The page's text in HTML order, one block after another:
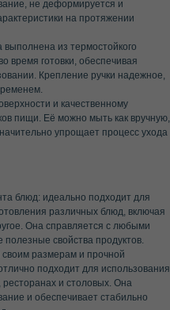
не деформируется и
на протяжении
выполнена из термостойкого
время готовки, обеспечивая
Крепление ручки надежное,
и качественному
пищи. Её можно мыть как вручную,
упрощает процесс ухода
блюд: идеально подходит для
различных блюд, включая
Она справляется с любыми
свойства продуктов.
размерам и прочной
подходит для использования
и столовых. Она
и обеспечивает стабильно